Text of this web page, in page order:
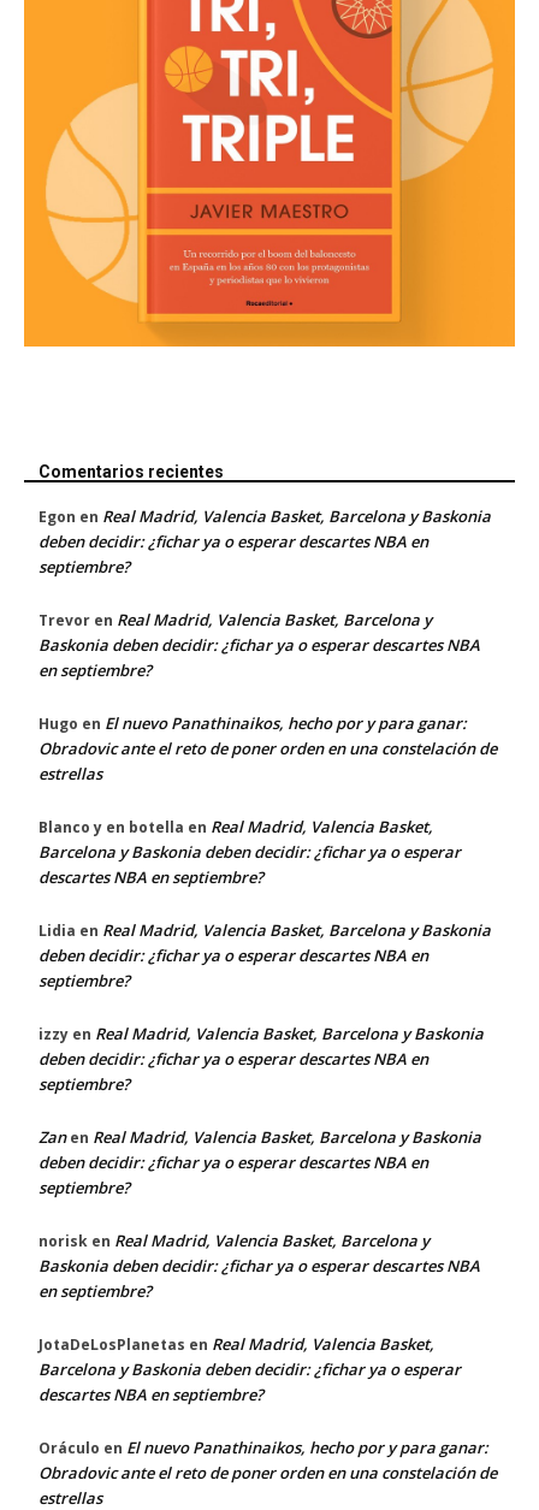
Comentarios recientes
Egon en Real Madrid, Valencia Basket, Barcelona y Baskonia
deben decidir: ¿fichar ya o esperar descartes NBA en
septiembre?
Trevor en Real Madrid, Valencia Basket, Barcelona y
Baskonia deben decidir: ¿fichar ya o esperar descartes NBA
en septiembre?
Hugo en El nuevo Panathinaikos, hecho por y para ganar:
Obradovic ante el reto de poner orden en una constelación de
estrellas
Blanco y en botella en Real Madrid, Valencia Basket,
Barcelona y Baskonia deben decidir: ¿fichar ya o esperar
descartes NBA en septiembre?
Lidia en Real Madrid, Valencia Basket, Barcelona y Baskonia
deben decidir: ¿fichar ya o esperar descartes NBA en
septiembre?
izzy en Real Madrid, Valencia Basket, Barcelona y Baskonia
deben decidir: ¿fichar ya o esperar descartes NBA en
septiembre?
Zanen Real Madrid, Valencia Basket, Barcelona y Baskonia
deben decidir: ¿fichar ya o esperar descartes NBA en
septiembre?
norisk en Real Madrid, Valencia Basket, Barcelona y
Baskonia deben decidir: ¿fichar ya o esperar descartes NBA
en septiembre?
JotaDeLosPlanetas en Real Madrid, Valencia Basket,
Barcelona y Baskonia deben decidir: ¿fichar ya o esperar
descartes NBA en septiembre?
Oráculo en El nuevo Panathinaikos, hecho por y para ganar:
Obradovic ante el reto de poner orden en una constelación de
estrellas